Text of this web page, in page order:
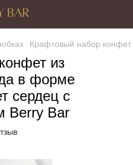
Крафтовый набор
из
в форме
сердец с
Berry Bar